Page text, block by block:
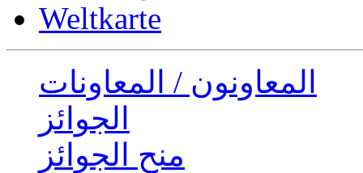
Weltkarte
المعاونون / المعاونات
الجوائز
منح الجوائز